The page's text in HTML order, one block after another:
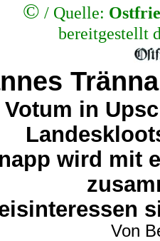
© / Quelle:
bereitgestellt
in
wird mit
Von